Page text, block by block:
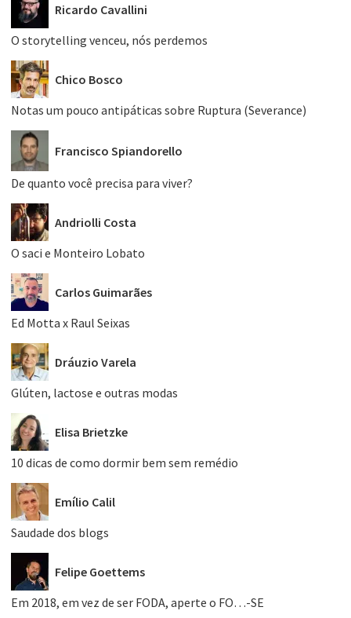
Ricardo Cavallini
O storytelling venceu, nós perdemos
Chico Bosco
Notas um pouco antipáticas sobre Ruptura (Severance)
Francisco Spiandorello
De quanto você precisa para viver?
Andriolli Costa
O saci e Monteiro Lobato
Carlos Guimarães
Ed Motta x Raul Seixas
Dráuzio Varela
Glúten, lactose e outras modas
Elisa Brietzke
10 dicas de como dormir bem sem remédio
Emílio Calil
Saudade dos blogs
Felipe Goettems
Em 2018, em vez de ser FODA, aperte o FO…-SE